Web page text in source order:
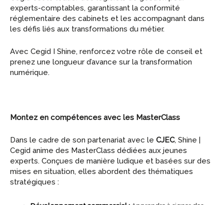
experts-comptables, garantissant la conformité
réglementaire des cabinets et les accompagnant dans
les défis liés aux transformations du métier.
Avec Cegid I Shine, renforcez votre rôle de conseil et
prenez une longueur d’avance sur la transformation
numérique.
Montez en compétences avec les MasterClass
Dans le cadre de son partenariat avec le CJEC, Shine |
Cegid anime des MasterClass dédiées aux jeunes
experts. Conçues de manière ludique et basées sur des
mises en situation, elles abordent des thématiques
stratégiques :